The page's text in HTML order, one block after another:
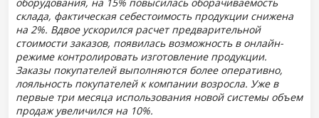
склада, фактическая себестоимость продукции снижена
на 2%. Вдвое ускорился расчет предварительной
стоимости заказов, появилась возможность в онлайн-
режиме контролировать изготовление продукции.
Заказы покупателей выполняются более оперативно,
лояльность покупателей к компании возросла. Уже в
первые три месяца использования новой системы объем
продаж увеличился на 10%.